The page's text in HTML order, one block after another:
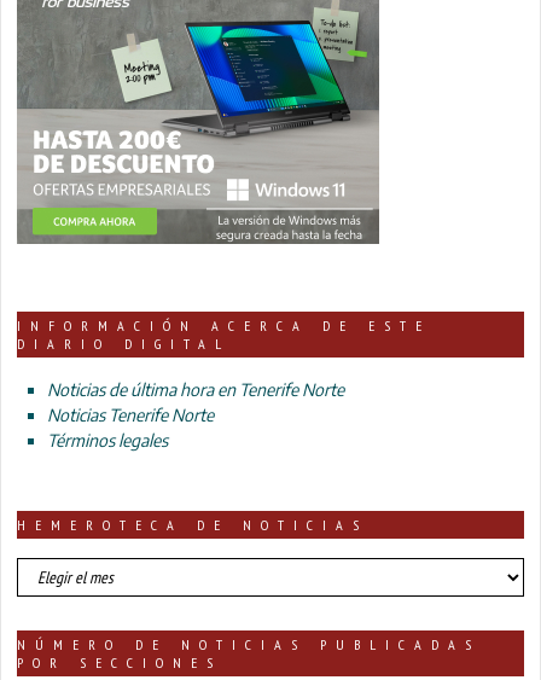
INFORMACIÓN ACERCA DE ESTE
DIARIO DIGITAL
Noticias de última hora en Tenerife Norte
Noticias Tenerife Norte
Términos legales
HEMEROTECA DE NOTICIAS
HEMEROTECA
DE
NÚMERO DE NOTICIAS PUBLICADAS
POR SECCIONES